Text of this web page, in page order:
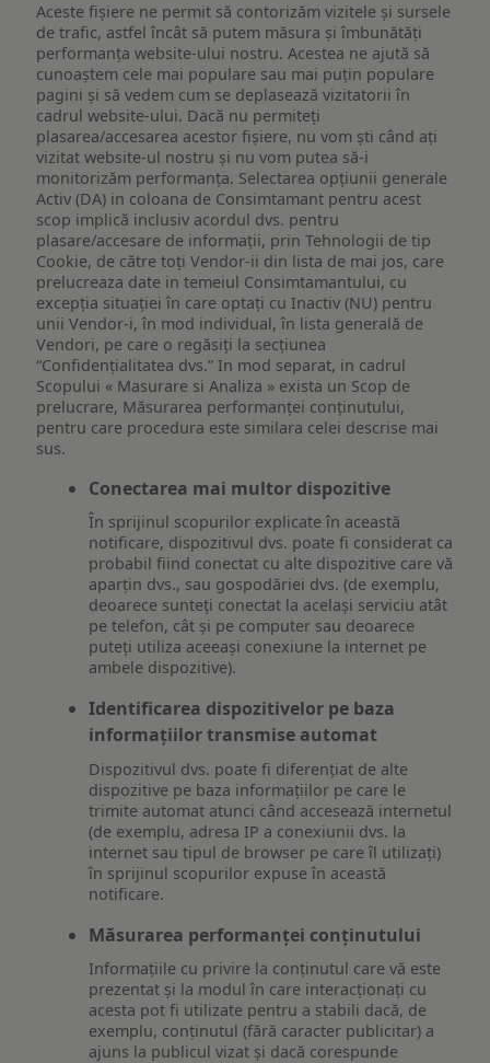
Aceste fișiere ne permit să contorizăm vizitele și sursele
de trafic, astfel încât să putem măsura și îmbunătăți
performanța website-ului nostru. Acestea ne ajută să
cunoaștem cele mai populare sau mai puțin populare
pagini și să vedem cum se deplasează vizitatorii în
cadrul website-ului. Dacă nu permiteți
plasarea/accesarea acestor fișiere, nu vom ști când ați
vizitat website-ul nostru și nu vom putea să-i
monitorizăm performanța. Selectarea opțiunii generale
Activ (DA) in coloana de Consimtamant pentru acest
scop implică inclusiv acordul dvs. pentru
plasare/accesare de informații, prin Tehnologii de tip
Cookie, de către toți Vendor-ii din lista de mai jos, care
prelucreaza date in temeiul Consimtamantului, cu
excepția situației în care optați cu Inactiv (NU) pentru
unii Vendor-i, în mod individual, în lista generală de
Vendori, pe care o regăsiți la secțiunea
“Confidențialitatea dvs.” In mod separat, in cadrul
Scopului « Masurare si Analiza » exista un Scop de
prelucrare, Măsurarea performanței conținutului,
pentru care procedura este similara celei descrise mai
sus.
Conectarea mai multor dispozitive
În sprijinul scopurilor explicate în această
notificare, dispozitivul dvs. poate fi considerat ca
probabil fiind conectat cu alte dispozitive care vă
aparțin dvs., sau gospodăriei dvs. (de exemplu,
deoarece sunteți conectat la același serviciu atât
pe telefon, cât și pe computer sau deoarece
puteți utiliza aceeași conexiune la internet pe
ambele dispozitive).
Identificarea dispozitivelor pe baza
informațiilor transmise automat
Dispozitivul dvs. poate fi diferențiat de alte
dispozitive pe baza informațiilor pe care le
trimite automat atunci când accesează internetul
(de exemplu, adresa IP a conexiunii dvs. la
internet sau tipul de browser pe care îl utilizați)
în sprijinul scopurilor expuse în această
notificare.
Măsurarea performanței conținutului
Informațiile cu privire la conținutul care vă este
prezentat și la modul în care interacționați cu
acesta pot fi utilizate pentru a stabili dacă, de
exemplu, conținutul (fără caracter publicitar) a
ajuns la publicul vizat și dacă corespunde